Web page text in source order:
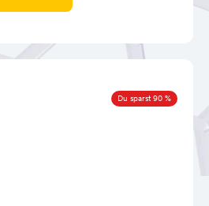
Du sparst 90 %